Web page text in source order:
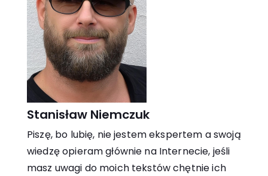
Stanisław Niemczuk
Piszę, bo lubię, nie jestem ekspertem a swoją
wiedzę opieram głównie na Internecie, jeśli
masz uwagi do moich tekstów chętnie ich